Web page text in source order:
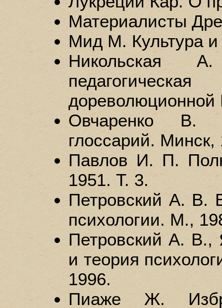
Материалисты
Мид М. Культура
Никольская
дореволюционной
Овчаренко В.
глоссарий. Минск,
Павлов И. П.
1951. Т. 3.
Петровский А. В.
психологии. М.,
Петровский А. В.,
и теория
1996.
Пиаже Ж.